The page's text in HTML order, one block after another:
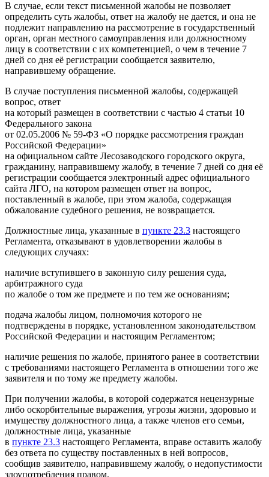
В случае, если текст письменной жалобы не позволяет
определить суть жалобы, ответ на жалобу не дается, и она не
подлежит направлению на рассмотрение в государственный
орган, орган местного самоуправления или должностному
лицу в соответствии с их компетенцией, о чем в течение 7
дней со дня её регистрации сообщается заявителю,
направившему обращение.
В случае поступления письменной жалобы, содержащей
вопрос, ответ
на который размещен в соответствии с частью 4 статьи 10
Федерального закона
от 02.05.2006 № 59-ФЗ «О порядке рассмотрения граждан
Российской Федерации»
на официальном сайте Лесозаводского городского округа,
гражданину, направившему жалобу, в течение 7 дней со дня её
регистрации сообщается электронный адрес официального
сайта ЛГО, на котором размещен ответ на вопрос,
поставленный в жалобе, при этом жалоба, содержащая
обжалование судебного решения, не возвращается.
Должностные лица, указанные в пункте 23.3 настоящего
Регламента, отказывают в удовлетворении жалобы в
следующих случаях:
наличие вступившего в законную силу решения суда,
арбитражного суда
по жалобе о том же предмете и по тем же основаниям;
подача жалобы лицом, полномочия которого не
подтверждены в порядке, установленном законодательством
Российской Федерации и настоящим Регламентом;
наличие решения по жалобе, принятого ранее в соответствии
с требованиями настоящего Регламента в отношении того же
заявителя и по тому же предмету жалобы.
При получении жалобы, в которой содержатся нецензурные
либо оскорбительные выражения, угрозы жизни, здоровью и
имуществу должностного лица, а также членов его семьи,
должностные лица, указанные
в пункте 23.3 настоящего Регламента, вправе оставить жалобу
без ответа по существу поставленных в ней вопросов,
сообщив заявителю, направившему жалобу, о недопустимости
злоупотребления правом.